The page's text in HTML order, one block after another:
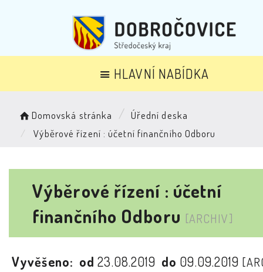
HLAVNÍ NABÍDKA
Domovská stránka
Úřední deska
Výběrové řízení : účetní finančního Odboru
Výběrové řízení : účetní
finančního Odboru [ARCHIV]
Vyvěšeno: od23.08.2019 do 09.09.2019